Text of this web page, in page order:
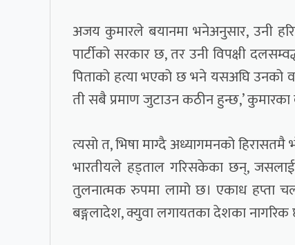
अजय कुमारले बयानमा भनेअनुसार, उनी
पार्टीको सरकार छ, तर उनी विपक्षी
पिताको हत्या भएको छ भने यसअघि उनको
ती सबै प्रमाण जुटाउन कठीन हुन्छ,’
त्यसो त, भिषा माग्दै अध्यागमनको
भारतीयले हड्ताल गरिसकेका छन्,
तुलनात्मक रुपमा लामो छ। एकाध हप्ता
बङ्गलादेश, क्युवा लगायतका देशका नागरिक